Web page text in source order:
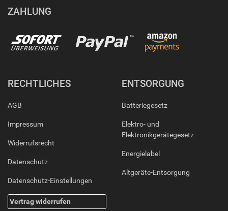
ZAHLUNG
RECHTLICHES
AGB
Impressum
Widerrufsrecht
Datenschutz
Datenschutz-Einstellungen
Vertrag widerrufen
ENTSORGUNG
Batteriegesetz
Elektro- und
Elektronikgerätegesetz
Energielabel
Altgeräte-Entsorgung